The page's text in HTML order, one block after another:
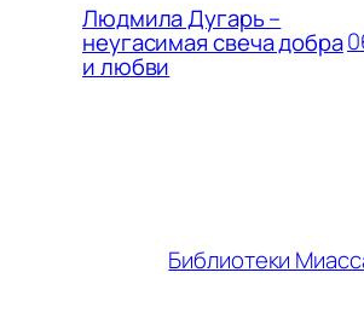
Людмила Дугарь –
неугасимая свеча добра
и любви
Библиотеки